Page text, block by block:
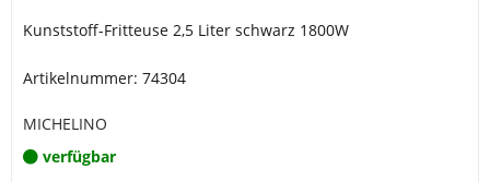
Kunststoff-Fritteuse 2,5 Liter schwarz 1800W
Artikelnummer: 74304
MICHELINO
verfügbar